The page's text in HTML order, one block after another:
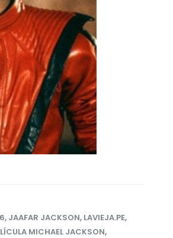
, JAAFAR JACKSON, LAVIEJA.PE,
MICHAEL JACKSON,